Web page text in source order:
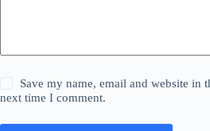
Save my name, email and website in
next time I comment.